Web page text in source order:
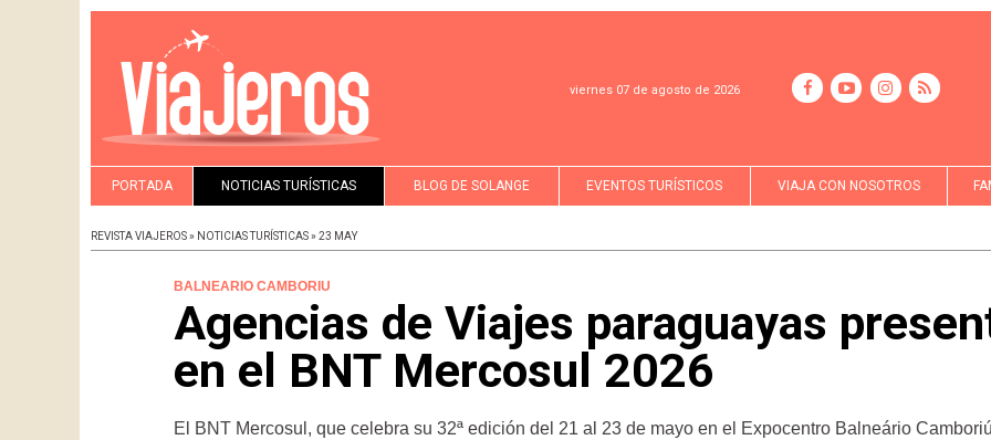
viernes 07 de agosto de 2026
PORTADA NOTICIAS TURÍSTICAS BLOG DE SOLANGE EVENTOS TURÍSTICOS VIAJA CON NOSOTROS
REVISTA VIAJEROS » NOTICIAS TURÍSTICAS » 23 MAY
BALNEARIO CAMBORIU
Agencias de Viajes paraguayas
en el BNT Mercosul 2026
El BNT Mercosul, que celebra su 32ª edición del 21 al 23 de mayo en el Expocentro Balneário